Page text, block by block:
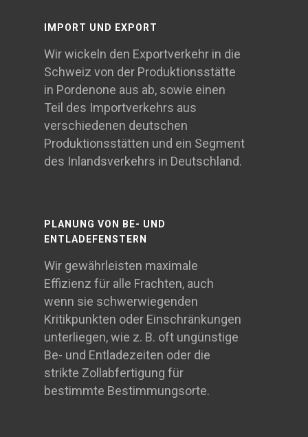
IMPORT UND EXPORT
Wir wickeln den Exportverkehr in die
Schweiz von der Produktionsstätte
in Pordenone aus ab, sowie einen
Teil des Importverkehrs aus
verschiedenen deutschen
Produktionsstätten und ein Segment
des Inlandsverkehrs in Deutschland.
PLANUNG VON BE- UND
ENTLADEFENSTERN
Wir gewährleisten maximale
Effizienz für alle Frachten, auch
wenn sie schwerwiegenden
Kritikpunkten oder Einschränkungen
unterliegen, wie z. B. oft ungünstige
Be- und Entladezeiten oder die
strikte Zollabfertigung für
bestimmte Bestimmungsorte.